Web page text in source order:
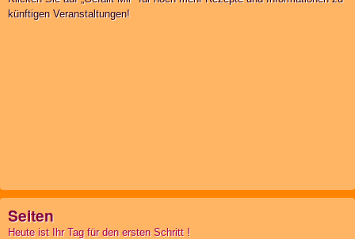
künftigen Veranstaltungen!
Seiten
Heute ist Ihr Tag für den ersten Schritt !